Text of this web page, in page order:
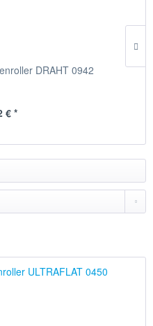
DRAHT 0942
€ *